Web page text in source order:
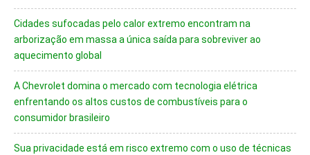
Cidades sufocadas pelo calor extremo encontram na
arborização em massa a única saída para sobreviver ao
aquecimento global
A Chevrolet domina o mercado com tecnologia elétrica
enfrentando os altos custos de combustíveis para o
consumidor brasileiro
Sua privacidade está em risco extremo com o uso de técnicas